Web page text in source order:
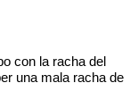
con la racha del
una mala racha de